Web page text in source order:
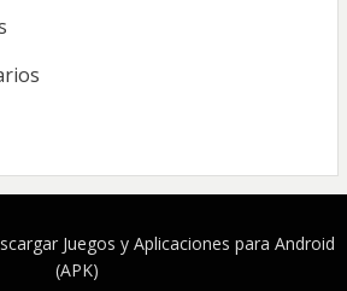
Juegos y Aplicaciones para Android
(APK)